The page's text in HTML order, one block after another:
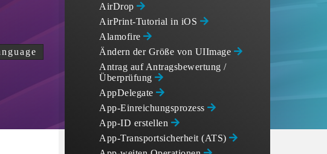
AirDrop
AirPrint-Tutorial in iOS
Alamofire
Ändern der Größe von UIImage
Antrag auf Antragsbewertung /
Überprüfung
AppDelegate
App-Einreichungsprozess
App-ID erstellen
App-Transportsicherheit (ATS)